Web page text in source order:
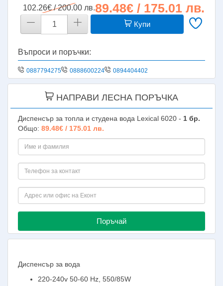
102.26€ / 200.00 лв.89.48€ / 175.01 лв.
Купи
Въпроси и поръчки:
0887794275 0888600224 0894404402
НАПРАВИ ЛЕСНА ПОРЪЧКА
Диспенсър за топла и студена вода Lexical 6020 - 1 бр.
Общо: 89.48€ / 175.01 лв.
Поръчай
Диспенсър за вода
220-240v 50-60 Hz, 550/85W